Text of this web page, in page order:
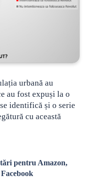
urbană au
au fost expuși la o
identifică și o serie
cu această
pentru Amazon,